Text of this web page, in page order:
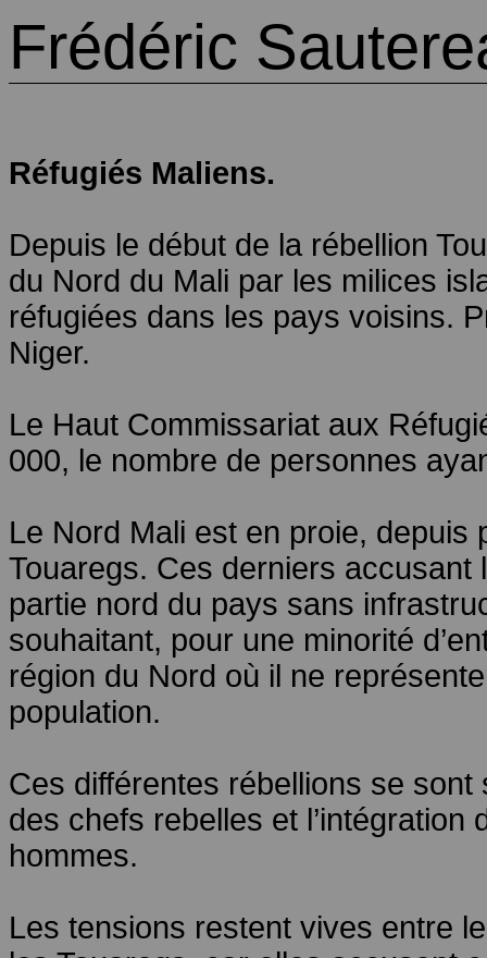
Frédéric
Réfugiés Maliens.
Depuis le début de la rébellion
du Nord du Mali par les milices
réfugiées dans les pays voisins.
Niger.
Le Haut Commissariat aux
000, le nombre de personnes
Le Nord Mali est en proie,
Touaregs. Ces derniers
partie nord du pays sans
souhaitant, pour une minorité
région du Nord où il ne
population.
Ces différentes rébellions se
des chefs rebelles et l’intégration
hommes.
Les tensions restent vives entre